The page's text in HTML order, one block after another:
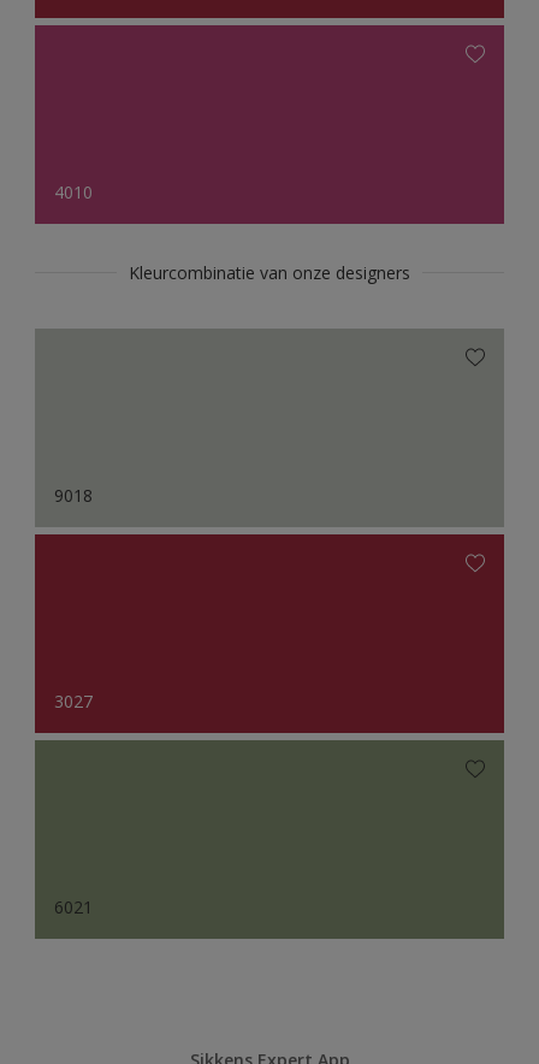
4010
Kleurcombinatie van onze designers
9018
3027
6021
Sikkens Expert App